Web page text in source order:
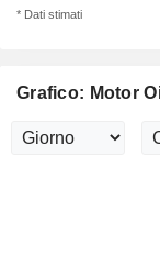
* Dati stimati
Grafico: Motor